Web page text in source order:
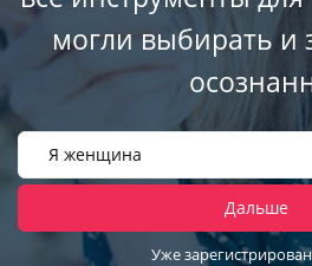
могли выбирать и
Я женщина
Дальше
Уже